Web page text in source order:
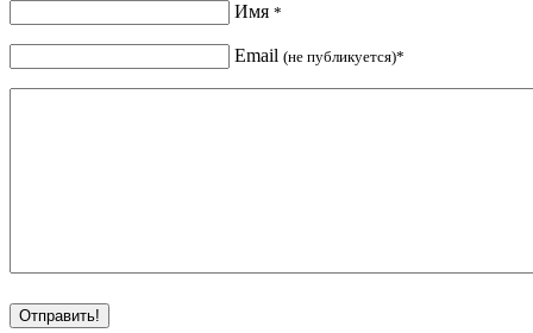
Имя *
Email (не публикуется)*